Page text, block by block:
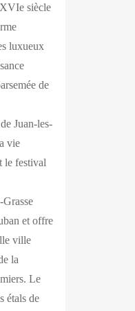
siècle
luxueux
de
Juan-les-
vie
le festival
et offre
ville
la
Le
étals de